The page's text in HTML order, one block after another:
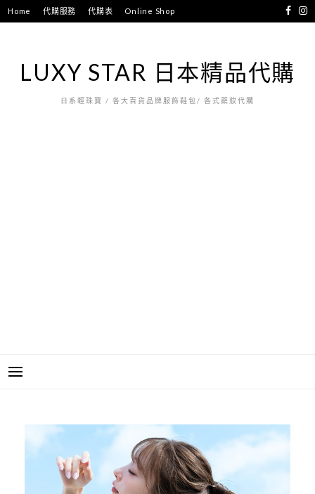
跳
至
Home 代購服務 代購表 Online Shop
LUXY STAR 日本精品代購
日系輕珠寶 / 各大百貨品牌服飾鞋包/ 各式藥妝代購